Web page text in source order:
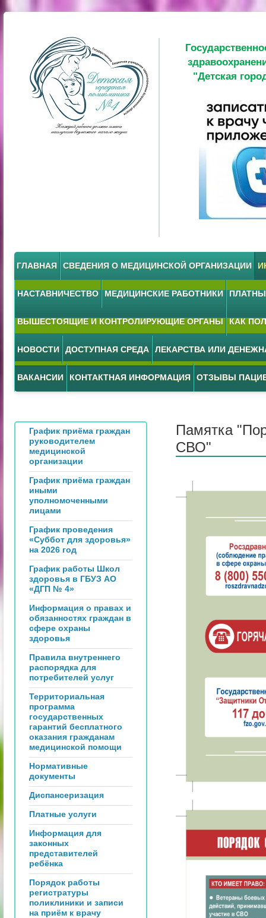
"Детская
ГЛАВНАЯ СВЕДЕНИЯ О МЕДИЦИНСКОЙ ОРГАНИЗАЦИИ
НАСТАВНИЧЕСТВО МЕДИЦИНСКИЕ РАБОТНИКИ
ВЫШЕСТОЯЩИЕ И КОНТРОЛИРУЮЩИЕ ОРГАНЫ КАК
НОВОСТИ ДОСТУПНАЯ СРЕДА ЛЕКАРСТВА ИЛИ
ВАКАНСИИ КОНТАКТНАЯ ИНФОРМАЦИЯ ОТЗЫВЫ
График приёма граждан
руководителем
медицинской
организации
График приёма граждан
иными
уполномоченными
лицами
График проведения
«Суббот для здоровья»
на 2026 год
График работы Школ
здоровья в ГБУЗ АО
«ДГП № 4»
Информация о правах и
обязанностях граждан в
сфере охраны
здоровья
Правила внутреннего
распорядка для
потребителей услуг
Территориальная
программа
государственных
гарантий бесплатного
оказания гражданам
медицинской помощи
Нормативные
документы
Диспансеризация
Платные услуги
Информация для
законных
представителей
ребёнка
Порядок работы
регистратуры
поликлиники и записи
на приём к врачу
Памятка
СВО"